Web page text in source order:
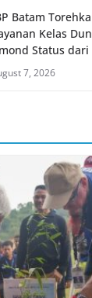
Batam
Kelas
Status dari
7, 2026